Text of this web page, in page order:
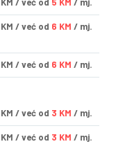
KM / već od 6 KM / mj.
KM / već od 6 KM / mj.
KM / već od 3 KM / mj.
KM / već od 3 KM / mj.